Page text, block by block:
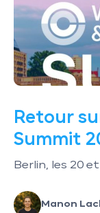
Retour
Summit
Berlin, les 20
Manon